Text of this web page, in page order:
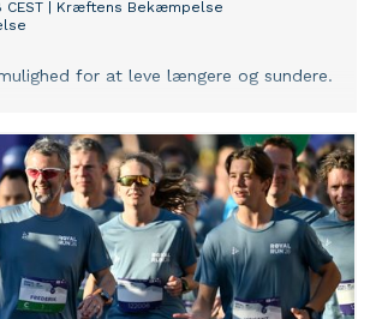
CEST
Kræftens Bekæmpelse
for at leve længere og sundere.